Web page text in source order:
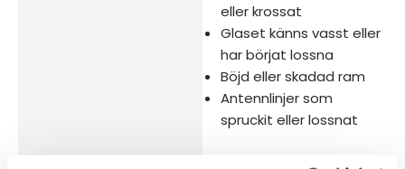
eller krossat
Glaset känns vasst eller
har börjat lossna
Böjd eller skadad ram
Antennlinjer som
spruckit eller lossnat